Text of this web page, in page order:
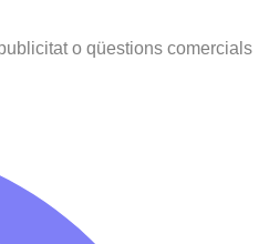
o qüestions comercials